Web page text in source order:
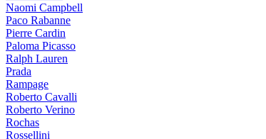
Naomi Campbell
Paco Rabanne
Pierre Cardin
Paloma Picasso
Ralph Lauren
Prada
Rampage
Roberto Cavalli
Roberto Verino
Rochas
Rossellini